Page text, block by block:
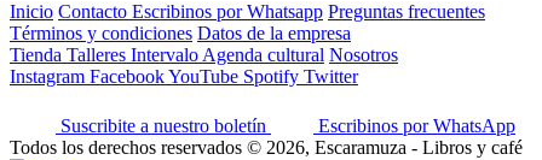
Inicio Contacto Escribinos por Whatsapp Preguntas frecuentes
Términos y condiciones Datos de la empresa
Tienda Talleres Intervalo Agenda cultural Nosotros
Instagram FacebookYouTube Spotify Twitter
Suscribite a nuestro boletín
Escribinos por WhatsApp
Todos los derechos reservados © 2026, Escaramuza - Libros y café